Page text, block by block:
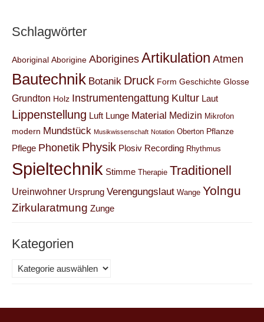
Schlagwörter
Aboriginal Aborigine AboriginesArtikulation Atmen
Bautechnik Botanik Druck Form Geschichte Glosse
Grundton Holz Instrumentengattung Kultur Laut
Lippenstellung Luft Lunge Material Medizin Mikrofon
modern Mundstück Musikwissenschaft Notation Oberton Pflanze
Pflege Phonetik Physik Plosiv Recording Rhythmus
Spieltechnik Stimme Therapie Traditionell
Ureinwohner Ursprung Verengungslaut Wange Yolngu
Zirkularatmung Zunge
Kategorien
Kategorien